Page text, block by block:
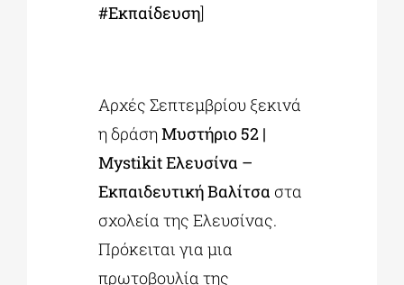
#Εκπαίδευση]
Αρχές Σεπτεμβρίου ξεκινά
η δράσηΜυστήριο 52 |
Mystikit Ελευσίνα –
Εκπαιδευτική Βαλίτσα στα
σχολεία της Ελευσίνας.
Πρόκειται για μια
πρωτοβουλία της